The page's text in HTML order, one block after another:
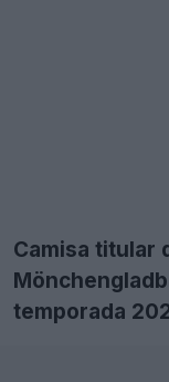
Camisa titular
temporada